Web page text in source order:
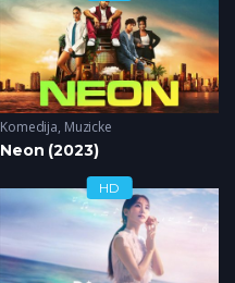
Komedija, Muzicke
Neon (2023)
HD